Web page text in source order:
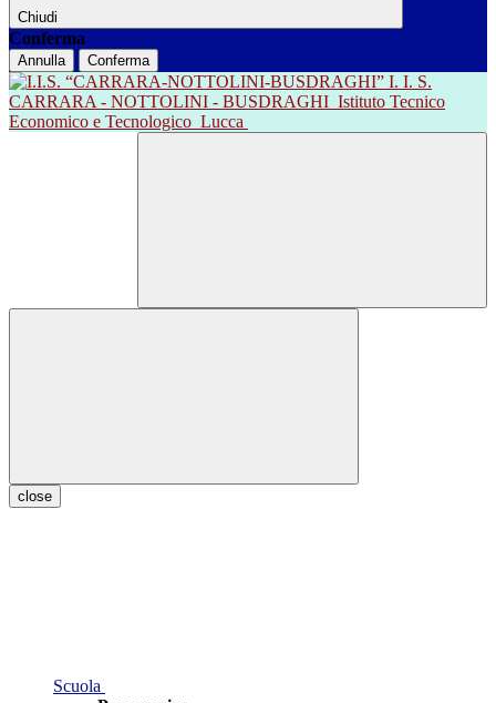
Chiudi
Conferma
Annulla Conferma
I. I. S.
CARRARA - NOTTOLINI - BUSDRAGHI Istituto Tecnico
Economico e Tecnologico Lucca
close
Scuola